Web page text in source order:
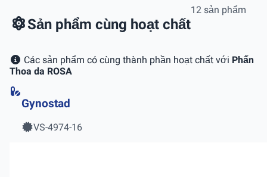
Sản phẩm cùng hoạt chất
12 sản phẩm
Các sản phẩm có cùng thành phần hoạt chất với Phấn
Thoa da ROSA
Gynostad
VS-4974-16